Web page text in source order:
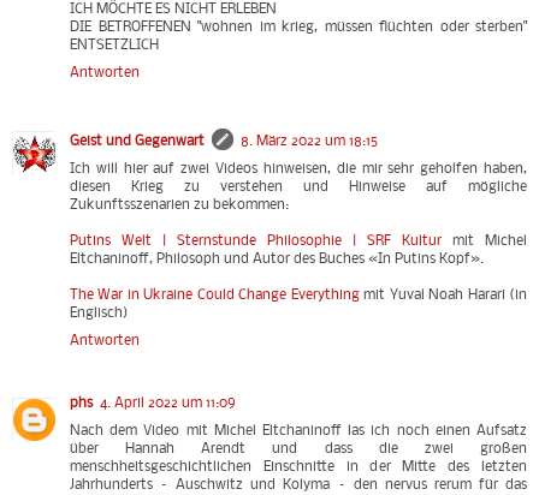
ICH MÖCHTE ES NICHT ERLEBEN
DIE BETROFFENEN "wohnen im krieg, müssen flüchten oder sterben"
ENTSETZLICH
Antworten
Geist und Gegenwart
8. März 2022 um 18:15
Ich will hier auf zwei Videos hinweisen, die mir sehr geholfen haben,
diesen Krieg zu verstehen und Hinweise auf mögliche
Zukunftsszenarien zu bekommen:
Putins Welt | Sternstunde Philosophie | SRF Kultur mit Michel
Eltchaninoff, Philosoph und Autor des Buches «In Putins Kopf».
The War in Ukraine Could Change Everythingmit Yuval Noah Harari (in
Englisch)
Antworten
phs 4. April 2022 um 11:09
Nach dem Video mit Michel Eltchaninoff las ich noch einen Aufsatz
über Hannah Arendt und dass die zwei großen
menschheitsgeschichtlichen Einschnitte in der Mitte des letzten
Jahrhunderts – Auschwitz und Kolyma – den nervus rerum für das